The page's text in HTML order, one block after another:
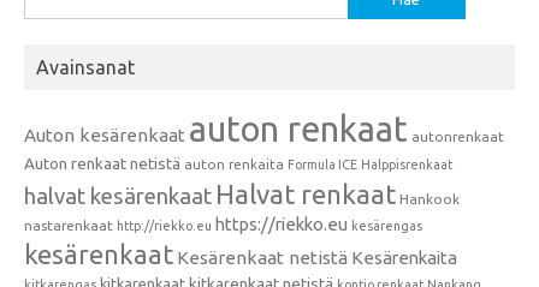
Avainsanat
Auton kesärenkaat auton renkaat autonrenkaat
Auton renkaat netistä auton renkaita Formula ICE Halppisrenkaat
halvat kesärenkaat Halvat renkaat Hankook
nastarenkaat http://riekko.eu https://riekko.eu kesärengas
kesärenkaat Kesärenkaat netistä Kesärenkaita
kitkarenkaat